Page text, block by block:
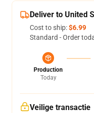
Deliver to United
Cost to ship:$6.99
Standard - Order
Production
Today
Veilige transactie